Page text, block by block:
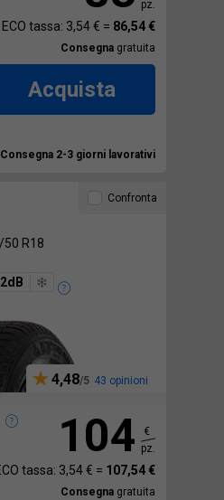
pz.
ECO tassa: 3,54 € = 86,54 €
Consegna gratuita
Acquista
Consegna 2-3 giorni lavorativi
50 R18
4,48 43 opinioni
Confronta
104
€
pz.
tassa: 3,54 € = 107,54 €
Consegna gratuita